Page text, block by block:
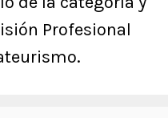
Profesional